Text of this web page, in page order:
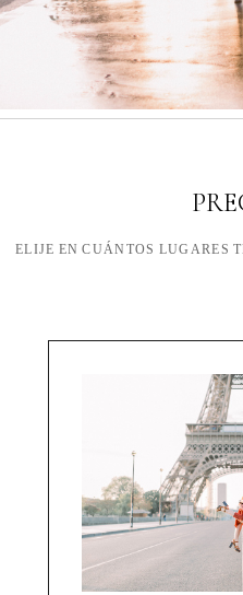
ELIJE EN CUÁNTOS LUGARES